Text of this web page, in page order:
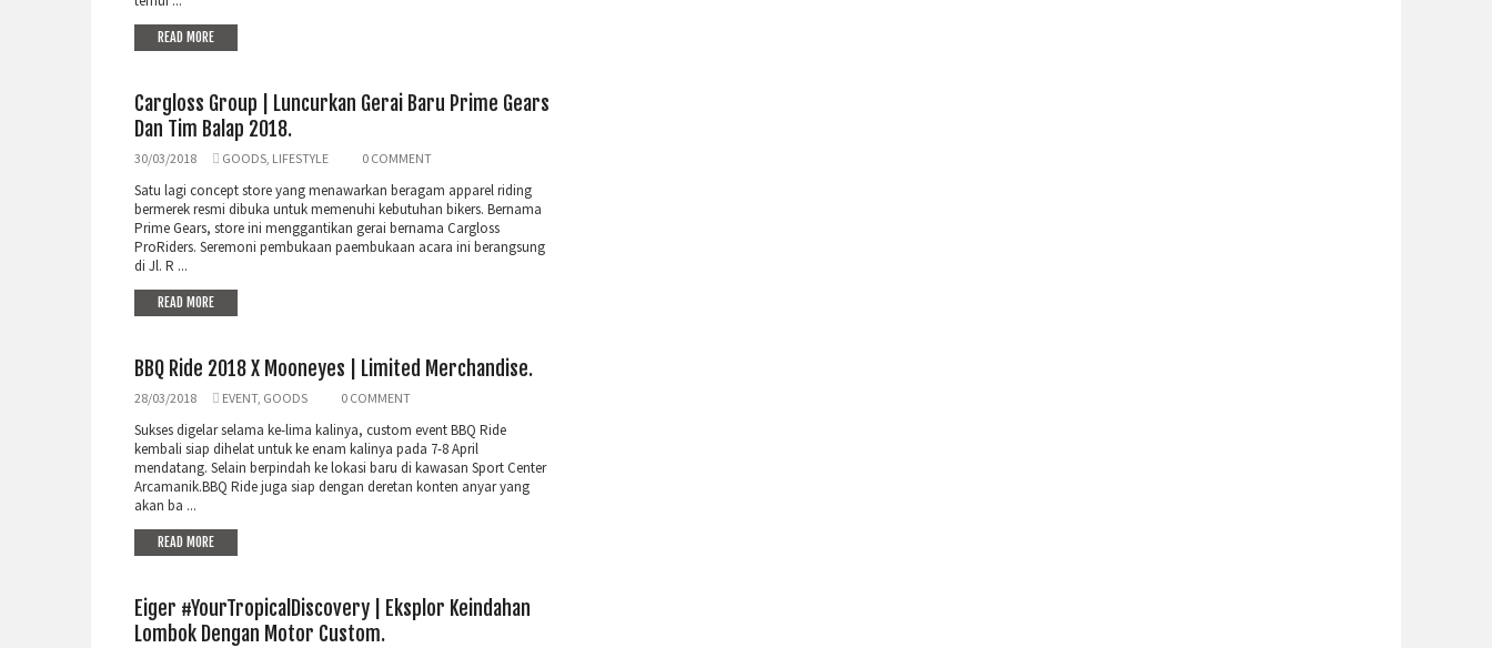
READ MORE
Cargloss Group | Luncurkan Gerai Baru Prime Gears
Dan Tim Balap 2018.
30/03/2018 GOODS, LIFESTYLE 0 COMMENT
Satu lagi concept store yang menawarkan beragam apparel riding
bermerek resmi dibuka untuk memenuhi kebutuhan bikers. Bernama
Prime Gears, store ini menggantikan gerai bernama Cargloss
ProRiders. Seremoni pembukaan paembukaan acara ini berangsung
di Jl. R ...
READ MORE
BBQ Ride 2018 X Mooneyes | Limited Merchandise.
28/03/2018 EVENT, GOODS 0 COMMENT
Sukses digelar selama ke-lima kalinya, custom event BBQ Ride
kembali siap dihelat untuk ke enam kalinya pada 7-8 April
mendatang. Selain berpindah ke lokasi baru di kawasan Sport Center
Arcamanik.BBQ Ride juga siap dengan deretan konten anyar yang
akan ba ...
READ MORE
Eiger #YourTropicalDiscovery | Eksplor Keindahan
Lombok Dengan Motor Custom.